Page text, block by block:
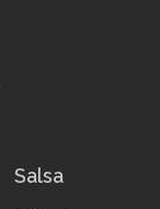
Salsa